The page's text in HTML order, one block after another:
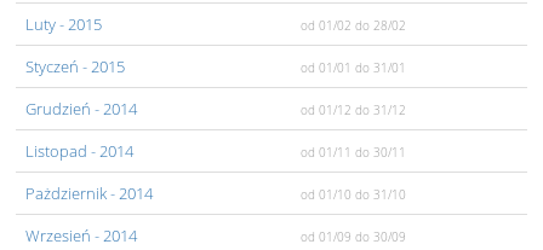
Luty- 2015 od 01/02 do 28/02
Styczeń - 2015 od 01/01 do 31/01
Grudzień - 2014 od 01/12 do 31/12
Listopad - 2014 od 01/11 do 30/11
Pażdziernik- 2014 od 01/10 do 31/10
Wrzesień - 2014 od 01/09 do 30/09